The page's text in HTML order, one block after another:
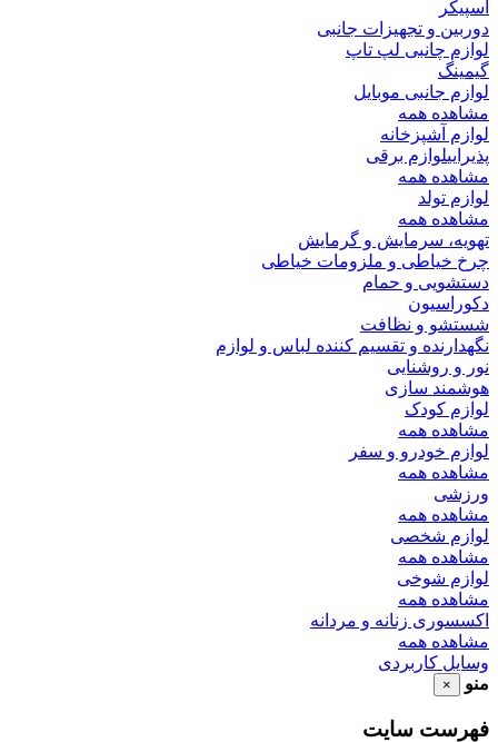
اسپیکر
دوربین و تجهیزات جانبی
لوازم چانبی لپ تاپ
گیمینگ
لوازم جانبی موبایل
مشاهده همه
لوازم آشپزخانه
پذیراییلوازم برقی
مشاهده همه
لوازم تولد
مشاهده همه
تهویه، سرمایش و گرمایش
چرخ خیاطی و ملزومات خیاطی
دستشویی و حمام
دکوراسیون
شستشو و نظافت
نگهدارنده و تقسیم کننده لباس و لوازم
نور و روشنایی
هوشمند سازی
لوازم کودک
مشاهده همه
لوازم خودرو و سفر
مشاهده همه
ورزشی
مشاهده همه
لوازم شخصی
مشاهده همه
لوازم شوخی
مشاهده همه
اکسسوری زنانه و مردانه
مشاهده همه
وسایل کاربردی
منو
×
فهرست سایت